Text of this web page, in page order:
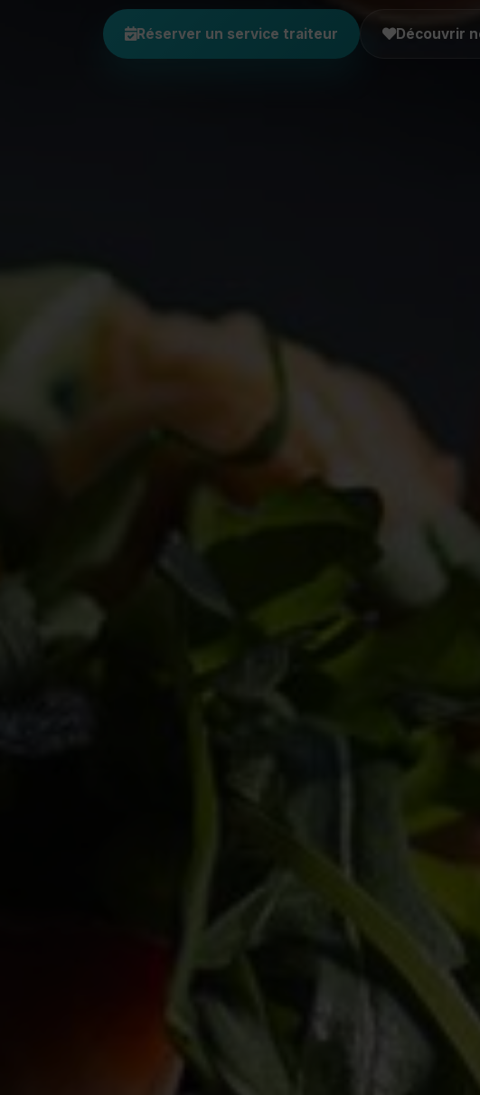
Réserver un service traiteur Découvrir